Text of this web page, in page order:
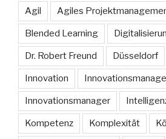
Agil Agiles
Blended Learning
Dr. Robert Freund Düsseldorf
Innovation
Innovationsmanager
Kompetenz Komplexität